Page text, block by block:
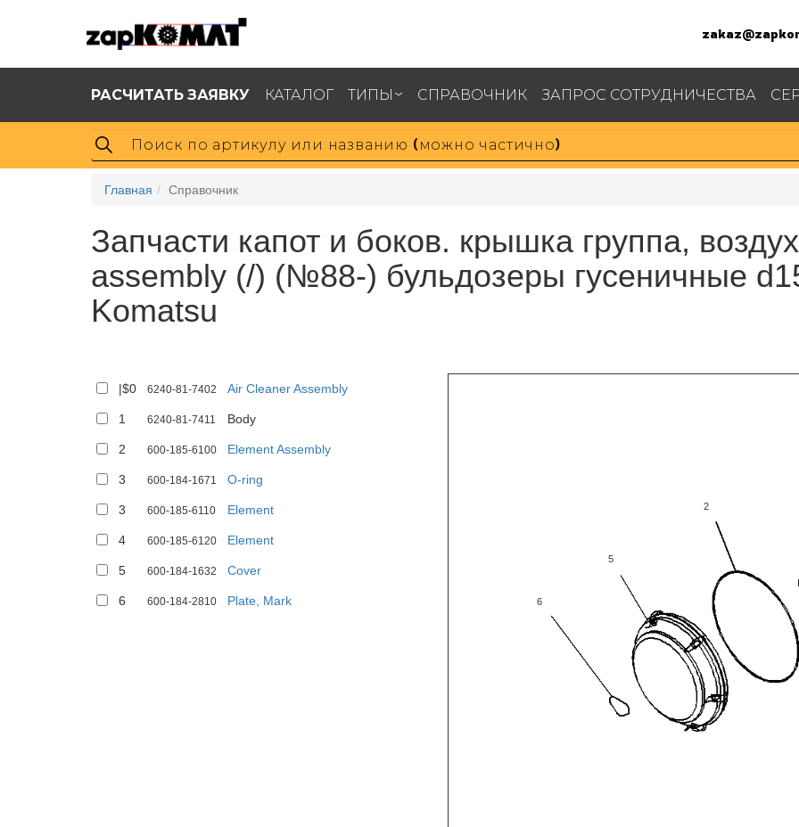
РАСЧИТАТЬ ЗАЯВКУ КАТАЛОГ ТИПЫ СПРАВОЧНИК ЗАПРОС СОТРУДНИЧЕСТВА
Главная Справочник
Запчасти капот и боков. крышка группа,
assembly (/) (№88-) бульдозеры гусеничные
Komatsu
|$0 6240-81-7402 Air Cleaner Assembly
1 6240-81-7411 Body
2 600-185-6100 Element Assembly
3 600-184-1671 O-ring
3 600-185-6110 Element
4 600-185-6120 Element
5 600-184-1632 Cover
6 600-184-2810 Plate, Mark
2
5
6